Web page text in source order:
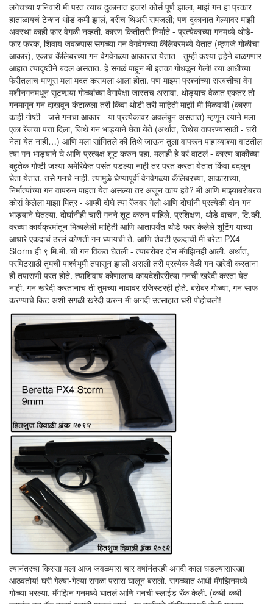
लगेचच्या शनिवारी मी परत त्याच दुकानात हजर! कोर्स पूर्ण झाला, माझं गन हा प्रकार
हाताळायचं टेन्शन थोडं कमी झालं, बरीच थिअरी समजली; पण दुकानात गेल्यावर माझी
अवस्था काही फार वेगळी नव्हती. कारण कितीतरी निर्माते - प्रत्येकाच्या गनमध्ये थोडे-
फार फरक, शिवाय जवळपास सगळ्या गन वेगवेगळ्या कॅलिबरमध्ये येतात (म्हणजे गोळीचा
आकार), एकाच कॅलिबरच्या गन वेगवेगळ्या आकारात येतात - तुम्ही कश्या तर्‍हेने बाळगणार
आहात त्यादृष्टीने बदल असतात. हे सगळं पाहून मी इतका गोंधळून गेलो! त्या आधीच्या
फेरीतलाच माणूस मला मदत करायला आला होता. पण माझ्या प्रश्नांच्या सरबत्तीचा वेग
मशीनगनमधून सुटणार्‍या गोळ्यांच्या वेगापेक्षा जास्तच असावा. थोड्याच वेळात एकतर तो
गनमागून गन दाखवून कंटाळला तरी किंवा थोडी तरी माहिती माझी मी मिळवावी (कारण
काही गोष्टी - जसे गनचा आकार - या प्रत्येकावर अवलंबून असतात) म्हणून त्याने मला
एका रेंजचा पत्ता दिला, जिथे गन भाड्याने घेता येते (अर्थात, तिथेच वापरण्यासाठी - घरी
नेता येत नाही…) आणि मला सांगितले की तिथे जाऊन तुला वापरून पाहाव्याश्या वाटतील
त्या गन भाड्याने घे आणि प्रत्यक्ष शूट करुन पहा. मलाही हे बरं वाटलं - कारण बाकीच्या
बहुतेक गोष्टी जश्या अमेरिकेत पसंत पडल्या नाही तर परत करता येतात किंवा बदलून
घेता येतात, तसे गनचे नाही. त्यामुळे घेण्यापूर्वी वेगवेगळ्या कॅलिबरच्या, आकाराच्या,
निर्मात्यांच्या गन वापरुन पाहता येत असल्या तर अजून काय हवे? मी आणि माझ्याबरोबरच
कोर्स केलेला माझा मित्र - आम्ही दोघे त्या रेंजवर गेलो आणि दोघांनी प्रत्येकी दोन गन
भाड्याने घेतल्या. दोघांनीही चारी गनने शूट करुन पाहिले. प्रशिक्षण, थोडे वाचन, टि.व्ही.
वरच्या कार्यक्रमांतून मिळालेली माहिती आणि आतापर्यंत थोडे-फार केलेले शूटिंग याच्या
आधारे एकदाचं ठरलं कोणती गन घ्यायची ते. आणि शेवटी एकदाची मी बरेटा PX4
Storm ही ९ मि.मी. ची गन विकत घेतली - त्याबरोबर दोन मॅगझिनही आली. अर्थात,
परमिटसाठी तुमची पार्श्वभूमी तपासून झाली असली तरी प्रत्येक वेळी गन खरेदी करताना
ही तपासणी परत होते. त्याशिवाय कोणालाच कायदेशीररीत्या गनची खरेदी करता येत
नाही. गन खरेदी करतानाच ती तुमच्या नावावर रजिस्टरही होते. बरोबर गोळ्या, गन साफ
करण्याचे किट अशी सगळी खरेदी करुन मी अगदी उत्साहात घरी पोहोचलो!
त्यानंतरचा किस्सा मला आज जवळपास चार वर्षांनंतरही अगदी काल घडल्यासारखा
आठवतोय! घरी गेल्या-गेल्या सगळा पसारा घालून बसलो. सगळ्यात आधी मॅगझिनमध्ये
गोळ्या भरल्या, मॅगझिन गनमध्ये घातलं आणि गनची स्लाईड रॅक केली. (कधी-कधी